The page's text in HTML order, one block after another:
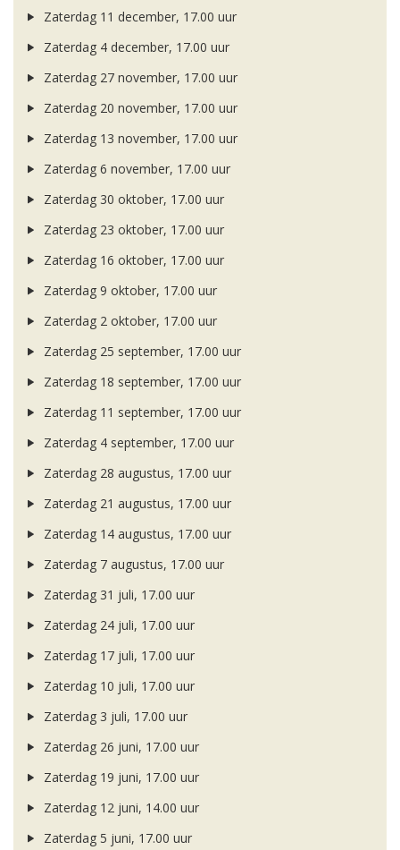
Zaterdag 11 december, 17.00 uur
Zaterdag 4 december, 17.00 uur
Zaterdag 27 november, 17.00 uur
Zaterdag 20 november, 17.00 uur
Zaterdag 13 november, 17.00 uur
Zaterdag 6 november, 17.00 uur
Zaterdag 30 oktober, 17.00 uur
Zaterdag 23 oktober, 17.00 uur
Zaterdag 16 oktober, 17.00 uur
Zaterdag 9 oktober, 17.00 uur
Zaterdag 2 oktober, 17.00 uur
Zaterdag 25 september, 17.00 uur
Zaterdag 18 september, 17.00 uur
Zaterdag 11 september, 17.00 uur
Zaterdag 4 september, 17.00 uur
Zaterdag 28 augustus, 17.00 uur
Zaterdag 21 augustus, 17.00 uur
Zaterdag 14 augustus, 17.00 uur
Zaterdag 7 augustus, 17.00 uur
Zaterdag 31 juli, 17.00 uur
Zaterdag 24 juli, 17.00 uur
Zaterdag 17 juli, 17.00 uur
Zaterdag 10 juli, 17.00 uur
Zaterdag 3 juli, 17.00 uur
Zaterdag 26 juni, 17.00 uur
Zaterdag 19 juni, 17.00 uur
Zaterdag 12 juni, 14.00 uur
Zaterdag 5 juni, 17.00 uur